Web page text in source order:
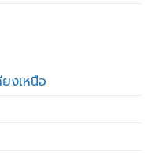
งเหนือ